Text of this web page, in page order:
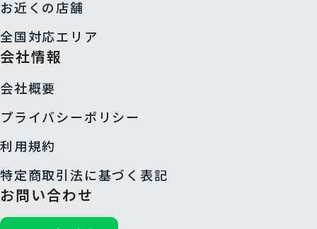
お近くの店舗
全国対応エリア
会社情報
会社概要
プライバシーポリシー
利用規約
特定商取引法に基づく表記
お問い合わせ